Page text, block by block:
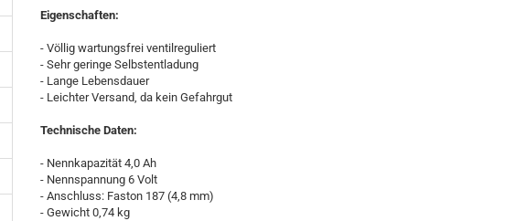
Eigenschaften:
- Völlig wartungsfrei ventilreguliert
- Sehr geringe Selbstentladung
- Lange Lebensdauer
- Leichter Versand, da kein Gefahrgut
Technische Daten:
- Nennkapazität 4,0 Ah
- Nennspannung 6 Volt
- Anschluss: Faston 187 (4,8 mm)
- Gewicht 0,74 kg